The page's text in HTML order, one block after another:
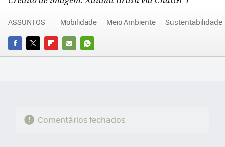
FACEBOOK
TWITTERFLIPBOARD
E-
WHATSAPP
ASSUNTOS Mobilidade Meio Ambiente Sustentabilidade
Comentários fechados